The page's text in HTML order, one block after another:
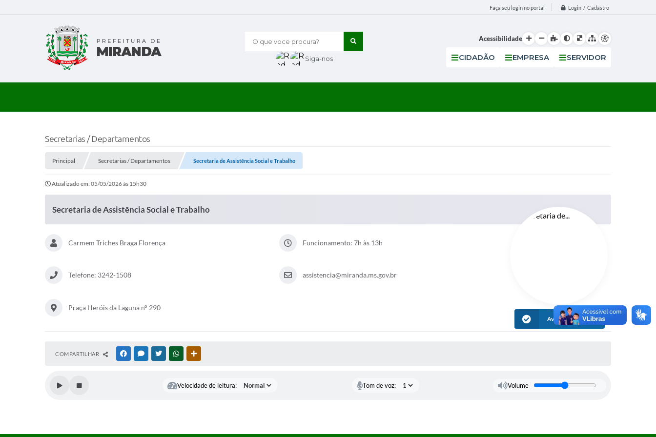
Faça seu login no portal Login / Cadastro
O que voce procura?
Siga-nos
Acessibilidade
CIDADÃO EMPRESA SERVIDOR
Secretarias / Departamentos
Principal Secretarias / Departamentos Secretaria de Assistência Social e Trabalho
Atualizado em: 05/05/2026 às 15h30
Secretaria de Assistência Social e Trabalho
Carmem Triches Braga Florença Funcionamento: 7h às 13h
Telefone: 3242-1508 assistencia@miranda.ms.gov.br
Praça Heróis da Laguna n° 290
Avaliar Informação
COMPARTILHAR FACEBOOKMESSENGER
TWITTERWHATSAPP
Velocidade de leitura: Tom de voz: Volume